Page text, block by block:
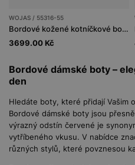
WOJAS / 55316-55
Bordové kožené kotníčkové boty na podpatku
3699.00 Kč
Bordové dámské boty –
den
Hledáte boty, které přidají Vašim
Bordové dámské boty jsou
výrazný odstín červené je
vytříbeného vkusu. V nabídce
různých stylů, které povznesou